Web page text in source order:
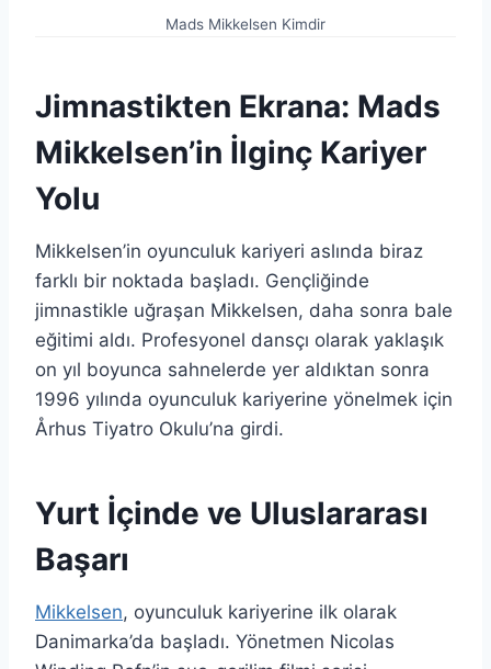
Mads Mikkelsen Kimdir
Jimnastikten Ekrana: Mads
Mikkelsen’in İlginç Kariyer
Yolu
Mikkelsen’in oyunculuk kariyeri aslında biraz
farklı bir noktada başladı. Gençliğinde
jimnastikle uğraşan Mikkelsen, daha sonra bale
eğitimi aldı. Profesyonel dansçı olarak yaklaşık
on yıl boyunca sahnelerde yer aldıktan sonra
1996 yılında oyunculuk kariyerine yönelmek için
Århus Tiyatro Okulu’na girdi.
Yurt İçinde ve Uluslararası
Başarı
Mikkelsen, oyunculuk kariyerine ilk olarak
Danimarka’da başladı. Yönetmen Nicolas